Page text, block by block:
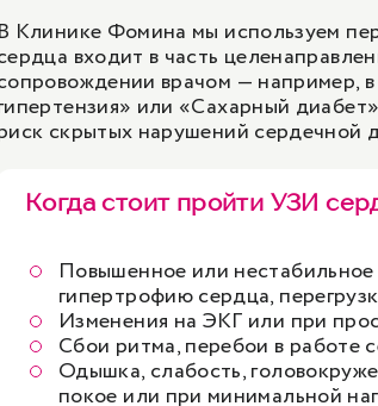
В Клинике Фомина мы используем
входит в часть
врачом — например,
» или «Сахарный
скрытых нарушений сердечной
Когда стоит пройти УЗИ
Повышенное или
гипертрофию сердца,
Изменения на ЭКГ или при
Сбои ритма, перебои в работе
Одышка, слабость,
покое или при минимальной